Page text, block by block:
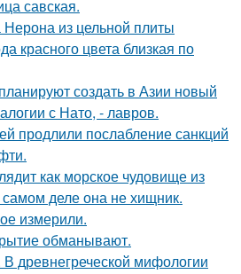
савская.
из цельной плиты
красного цвета близкая по
создать в Азии новый
с Нато, - лавров.
продлили послабление санкций
как морское чудовище из
деле она не хищник.
измерили.
обманывают.
древнегреческой мифологии